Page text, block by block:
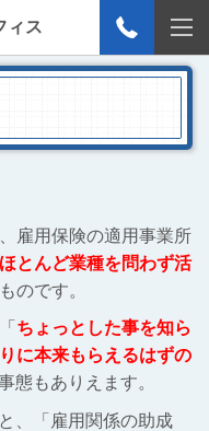
ィス
雇用保険の適用事業所
ほとんど業種を問わず活
ものです。
ちょっとした事を知ら
に本来もらえるはずの
態もありえます。
、「雇用関係の助成